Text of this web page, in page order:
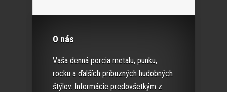
O nás
Vaša denná porcia metalu, punku,
rocku a ďalších príbuzných hudobných
štýlov. Informácie predovšetkým z